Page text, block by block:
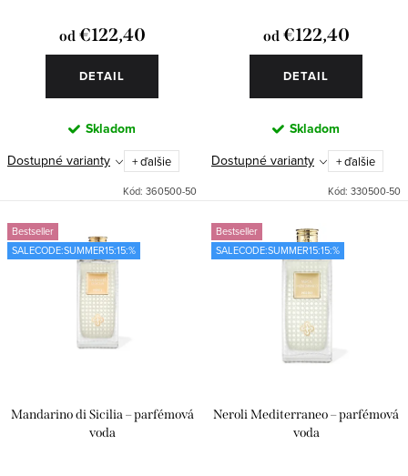
od€122,40
DETAIL
Skladom
Dostupné varianty
+ ďalšie
Kód: 360500-50
od€122,40
DETAIL
Skladom
Dostupné varianty
+ ďalšie
Kód: 330500-50
Bestseller
SALECODE:SUMMER15:15:%
Mandarino di Sicilia – parfémová
voda
Bestseller
SALECODE:SUMMER15:15:%
Neroli Mediterraneo – parfémová
voda